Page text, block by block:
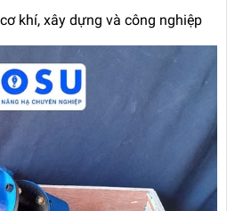
khí, xây dựng và công nghiệp